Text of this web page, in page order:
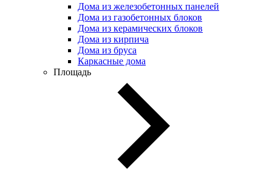
Дома из железобетонных панелей
Дома из газобетонных блоков
Дома из керамических блоков
Дома из кирпича
Дома из бруса
Каркасные дома
Площадь